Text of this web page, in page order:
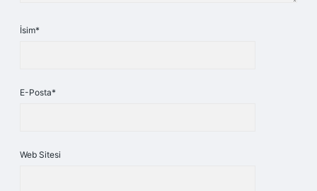
İsim*
E-Posta*
Web Sitesi